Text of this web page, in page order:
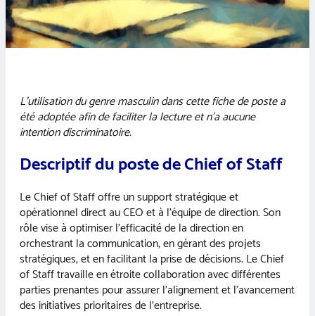
L’utilisation du genre masculin dans cette fiche de poste a
été adoptée afin de faciliter la lecture et n’a aucune
intention discriminatoire.
Descriptif du poste de Chief of Staff
Le Chief of Staff offre un support stratégique et
opérationnel direct au CEO et à l’équipe de direction. Son
rôle vise à optimiser l’efficacité de la direction en
orchestrant la communication, en gérant des projets
stratégiques, et en facilitant la prise de décisions. Le Chief
of Staff travaille en étroite collaboration avec différentes
parties prenantes pour assurer l’alignement et l’avancement
des initiatives prioritaires de l’entreprise.